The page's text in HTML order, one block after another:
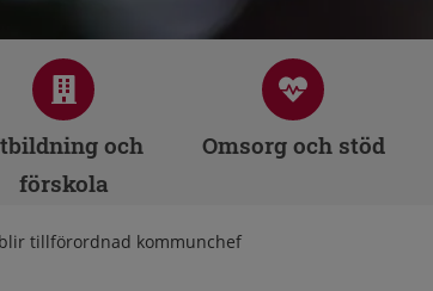
och
förskola
Omsorg och stöd
tillförordnad kommunchef